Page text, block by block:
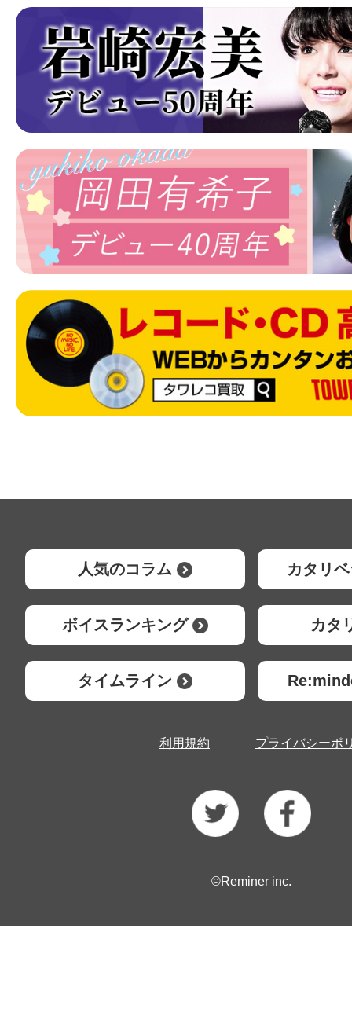
人気のコラム カタリ
ボイスランキング カタ
タイムライン
利用規約 プライバシーポ
©Reminer inc.